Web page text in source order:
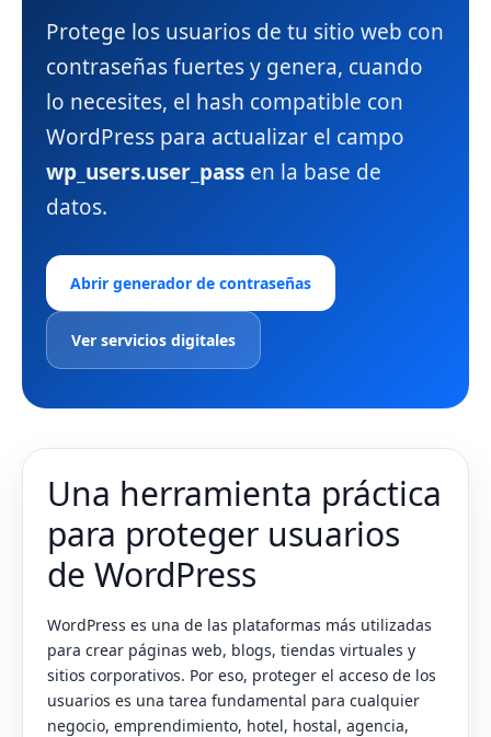
Protege los usuarios de tu sitio web con
contraseñas fuertes y genera, cuando
lo necesites, el hash compatible con
WordPress para actualizar el campo
wp_users.user_pass en la base de
datos.
Abrir generador de contraseñas
Ver servicios digitales
Una herramienta práctica
para proteger usuarios
de WordPress
WordPress es una de las plataformas más utilizadas
para crear páginas web, blogs, tiendas virtuales y
sitios corporativos. Por eso, proteger el acceso de los
usuarios es una tarea fundamental para cualquier
negocio, emprendimiento, hotel, hostal, agencia,